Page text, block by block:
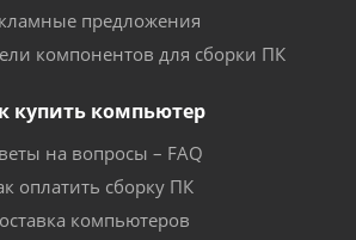
предложения
компонентов для сборки ПК
купить компьютер
на вопросы – FAQ
оплатить сборку ПК
компьютеров